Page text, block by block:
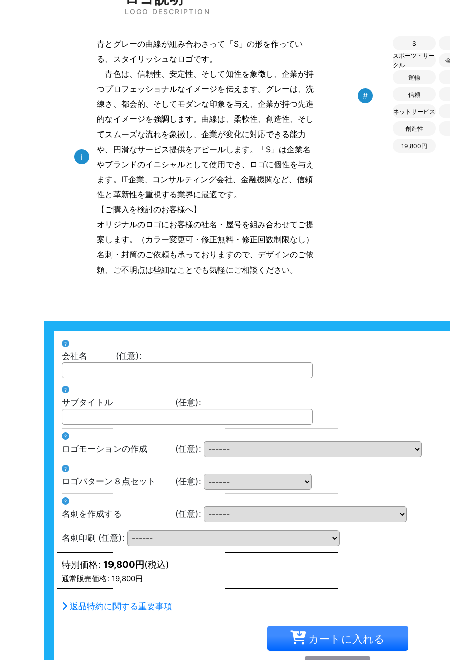
LOGO DESCRIPTION
i
青とグレーの曲線が組み合わさって「S」の形を作ってい
る、スタイリッシュなロゴです。
青色は、信頼性、安定性、そして知性を象徴し、企業が持
つプロフェッショナルなイメージを伝えます。グレーは、洗
練さ、都会的、そしてモダンな印象を与え、企業が持つ先進
的なイメージを強調します。曲線は、柔軟性、創造性、そし
てスムーズな流れを象徴し、企業が変化に対応できる能力
や、円滑なサービス提供をアピールします。「S」は企業名
やブランドのイニシャルとして使用でき、ロゴに個性を与え
ます。IT企業、コンサルティング会社、金融機関など、信頼
性と革新性を重視する業界に最適です。
【ご購入を検討のお客様へ】
オリジナルのロゴにお客様の社名・屋号を組み合わせてご提
案します。（カラー変更可・修正無料・修正回数制限なし）
名刺・封筒のご依頼も承っておりますので、デザインのご依
頼、ご不明点は些細なことでも気軽にご相談ください。
#
S
スポーツ・サー
クル
運輸
信頼
ネットサービス
創造性
19,800円
?
会社名 (任意):
?
サブタイトル (任意):
?
ロゴモーションの作成 (任意):
?
ロゴパターン８点セット (任意):
?
名刺を作成する (任意):
名刺印刷 (任意):
特別価格: 19,800円(税込)
通常販売価格: 19,800円
返品特約に関する重要事項
カートに入れる